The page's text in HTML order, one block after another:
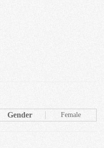
Gender Female